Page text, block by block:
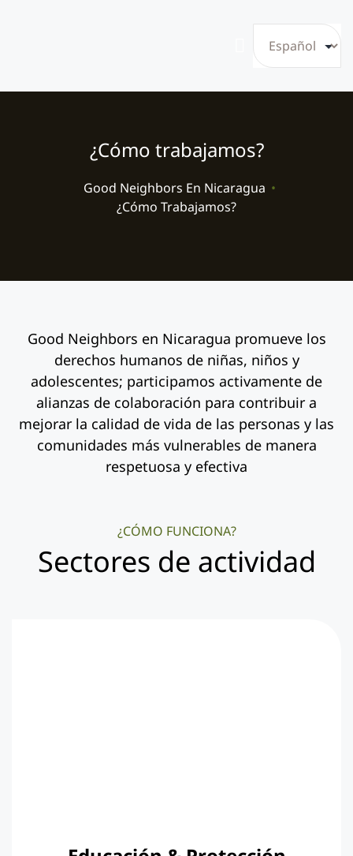
¿Cómo trabajamos?
Good Neighbors En Nicaragua •
¿Cómo Trabajamos?
Good Neighbors en Nicaragua promueve los
derechos humanos de niñas, niños y
adolescentes; participamos activamente de
alianzas de colaboración para contribuir a
mejorar la calidad de vida de las personas y las
comunidades más vulnerables de manera
respetuosa y efectiva
¿CÓMO FUNCIONA?
Sectores de actividad